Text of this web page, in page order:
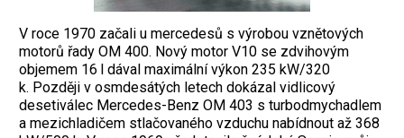
V roce 1970 začali u mercedesů s výrobou vznětových
motorů řady OM 400. Nový motor V10 se zdvihovým
objemem 16 l dával maximální výkon 235 kW/320
k. Později v osmdesátých letech dokázal vidlicový
desetiválec Mercedes-Benz OM 403 s turbodmychadlem
a mezichladičem stlačovaného vzduchu nabídnout až 368